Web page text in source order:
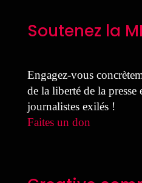
Soutenez la
Engagez-vous
de la liberté de la presse
journalistes exilés !
Faites un don